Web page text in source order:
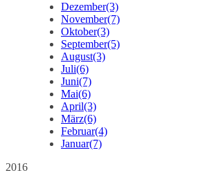
Dezember(3)
November(7)
Oktober(3)
September(5)
August(3)
Juli(6)
Juni(7)
Mai(6)
April(3)
März(6)
Februar(4)
Januar(7)
2016